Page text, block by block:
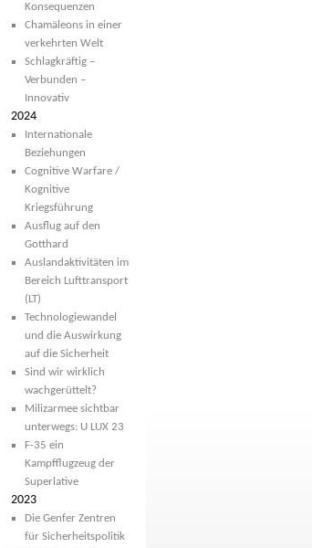
Konsequenzen
Chamäleons in einer
verkehrten Welt
Schlagkräftig –
Verbunden –
Innovativ
2024
Internationale
Beziehungen
Cognitive Warfare /
Kognitive
Kriegsführung
Ausflug auf den
Gotthard
Auslandaktivitäten im
Bereich Lufttransport
(LT)
Technologiewandel
und die Auswirkung
auf die Sicherheit
Sind wir wirklich
wachgerüttelt?
Milizarmee sichtbar
unterwegs: U LUX 23
F-35 ein
Kampfflugzeug der
Superlative
2023
Die Genfer Zentren
für Sicherheitspolitik